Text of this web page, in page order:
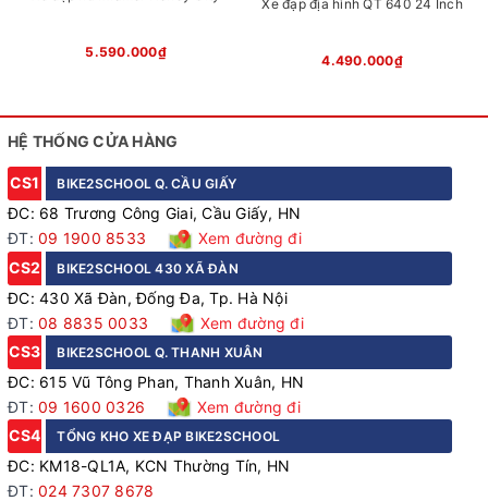
leo dốc, duy trì tốc độ ổn định trên đường bằng và tiết kiệm
sức khi di chuyển đường dài.
Tay đề hỗ trợ chuyển số linh hoạt
5.590.000₫
Xe đạp địa hình QT 640 24 Inch
4.490.000₫
HỆ THỐNG CỬA HÀNG
CS1 BIKE2SCHOOL Q. CẦU GIẤY
ĐC: 68 Trương Công Giai, Cầu Giấy, HN
ĐT: 09 1900 8533
Xem đường đi
CS2
BIKE2SCHOOL 430 XÃ ĐÀN
ĐC: 430 Xã Đàn, Đống Đa, Tp. Hà Nội
ĐT: 08 8835 0033
Xem đường đi
CS3
BIKE2SCHOOL Q. THANH XUÂN
ĐC: 615 Vũ Tông Phan, Thanh Xuân, HN
ĐT: 09 1600 0326
Xem đường đi
CS4
TỔNG KHO XE ĐẠP BIKE2SCHOOL
ĐC: KM18-QL1A, KCN Thường Tín, HN
ĐT: 024 7307 8678